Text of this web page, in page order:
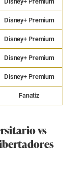
Disney+ Premium
Disney+ Premium
Disney+ Premium
Disney+ Premium
Fanatiz
vs